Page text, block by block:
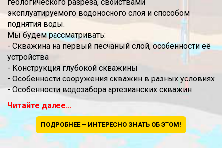
геологического разреза, свойствами
эксплуатируемого водоносного слоя и способом
поднятия воды.
Мы будем рассматривать:
- Скважина на первый песчаный слой, особенности её
устройства
- Конструкция глубокой скважины
- Особенности сооружения скважин в разных условиях
- Особенности водозабора артезианских скважин
Читайте далее…
ПОДРОБНЕЕ – ИНТЕРЕСНО ЗНАТЬ ОБ ЭТОМ!